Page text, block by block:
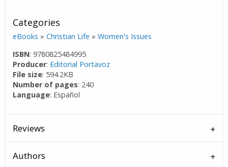
Categories
eBooks »Christian Life »Women's Issues
ISBN: 9780825484995
Producer: Editorial Portavoz
File size: 594.2KB
Number of pages: 240
Language: Español
Reviews
Authors